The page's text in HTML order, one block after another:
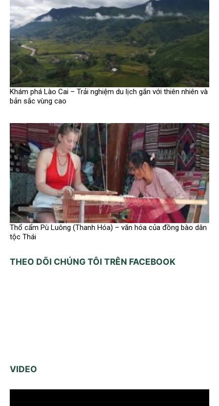
Khám phá Lào Cai – Trải nghiệm du lịch gắn với thiên nhiên và
bản sắc vùng cao
Thổ cẩm Pù Luông (Thanh Hóa) – văn hóa của đồng bào dân
tộc Thái
THEO DÕI CHÚNG TÔI TRÊN FACEBOOK
VIDEO